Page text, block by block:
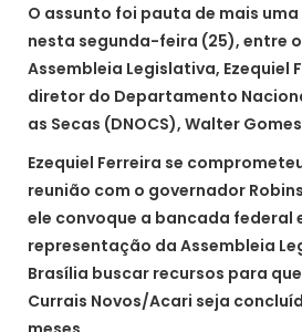
O assunto foi pauta de mais
nesta segunda-feira (25), entre
Assembleia Legislativa, Ezequiel
diretor do Departamento
as Secas (DNOCS), Walter
Ezequiel Ferreira se
reunião com o governador
ele convoque a bancada federal
representação da Assembleia
Brasília buscar recursos para
Currais Novos/Acari seja